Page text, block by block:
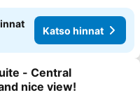
Katso hinnat
suosikkeihin
- Central
nice view!